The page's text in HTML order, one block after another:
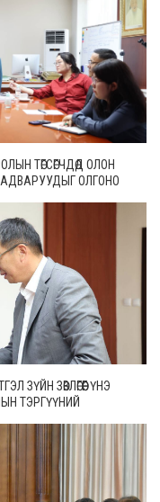
ТӨГСӨГЧДӨД ОЛОН
ОЛГОНО
ЗӨВЛӨГӨӨГ ҮНЭ
ТЭРГҮҮНИЙ